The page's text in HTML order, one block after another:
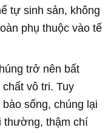
tự sinh sản, không
phụ thuộc vào tế
trở nên bất
vô tri. Tuy
sống, chúng lại
thường, thậm chí